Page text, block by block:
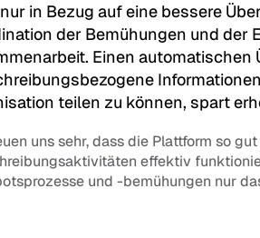
in Bezug auf eine bessere
der Bemühungen und der
Einen
teilen zu können, spart
uns sehr, dass die Plattform so
effektiv
und -bemühungen nur